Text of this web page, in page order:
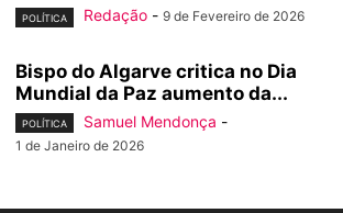
POLÍTICA Redação - 9 de Fevereiro de 2026
Bispo do Algarve critica no Dia
Mundial da Paz aumento da...
POLÍTICA Samuel Mendonça -
1 de Janeiro de 2026